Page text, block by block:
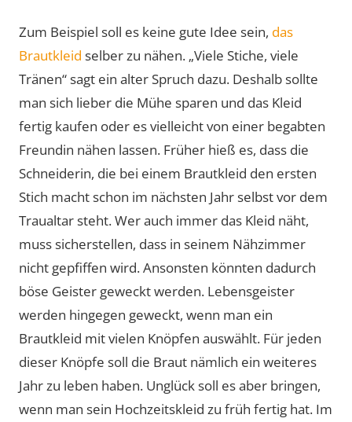
Zum Beispiel soll es keine gute Idee sein, das
Brautkleid selber zu nähen. „Viele Stiche, viele
Tränen“ sagt ein alter Spruch dazu. Deshalb sollte
man sich lieber die Mühe sparen und das Kleid
fertig kaufen oder es vielleicht von einer begabten
Freundin nähen lassen. Früher hieß es, dass die
Schneiderin, die bei einem Brautkleid den ersten
Stich macht schon im nächsten Jahr selbst vor dem
Traualtar steht. Wer auch immer das Kleid näht,
muss sicherstellen, dass in seinem Nähzimmer
nicht gepfiffen wird. Ansonsten könnten dadurch
böse Geister geweckt werden. Lebensgeister
werden hingegen geweckt, wenn man ein
Brautkleid mit vielen Knöpfen auswählt. Für jeden
dieser Knöpfe soll die Braut nämlich ein weiteres
Jahr zu leben haben. Unglück soll es aber bringen,
wenn man sein Hochzeitskleid zu früh fertig hat. Im